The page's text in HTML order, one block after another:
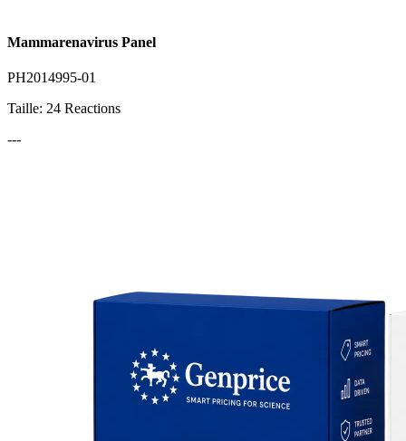
Mammarenavirus Panel
PH2014995-01
Taille: 24 Reactions
---